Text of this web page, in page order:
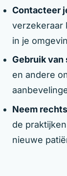
Contacteer
verzekeraar
in je
Gebruik van
en andere
Neem
de
nieuwe